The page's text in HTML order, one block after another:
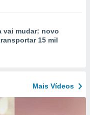
vai mudar: novo
15 mil
Mais Vídeos